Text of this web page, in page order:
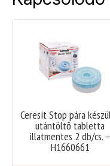
Ceresit Stop pára
utántöltő tabletta
illatmentes 2 db/cs. –
H1660661